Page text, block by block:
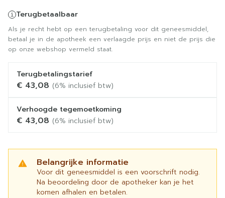
Terugbetaalbaar
Als je recht hebt op een terugbetaling voor dit geneesmiddel,
betaal je in de apotheek een verlaagde prijs en niet de prijs die
op onze webshop vermeld staat.
Terugbetalingstarief
€ 43,08 (6% inclusief btw)
Verhoogde tegemoetkoming
€ 43,08 (6% inclusief btw)
Belangrijke informatie
Voor dit geneesmiddel is een voorschrift nodig.
Na beoordeling door de apotheker kan je het
komen afhalen en betalen.